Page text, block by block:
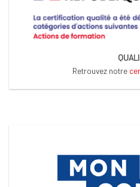
Retrouvez notre